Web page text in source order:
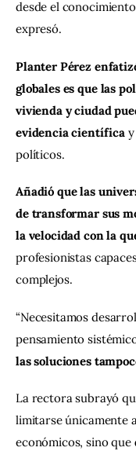
desde el
expresó.
Planter Pérez
globales es que las
vivienda y ciudad
evidencia científica
políticos.
Añadió que las
de transformar sus
la velocidad con la
profesionistas
complejos.
“Necesitamos
pensamiento
las soluciones
La rectora subrayó
limitarse únicamente
económicos, sino que